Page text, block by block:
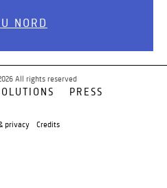
NORD
All rights reserved
PRESS
privacy Credits